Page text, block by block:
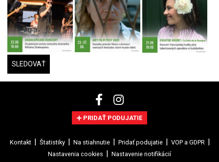
SLEDOVAŤ
PRIDAŤ PODUJATIE
Kontakt Štatistiky Na stiahnutie Pridať podujatie
VOP a GDPR
Nastavenia cookies
Nastavenie notifikácií